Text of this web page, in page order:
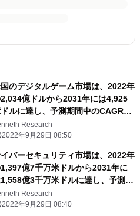
のデジタルゲーム市場は、2022年
億ドルから2031年には4,925
ルに達し、予測期間中のCAGRは
で推移
Research
2022年9月29日 08:50
バーセキュリティ市場は、2022年
億7千万米ドルから2031年に
億3千万米ドルに達し、予測期
のCAGRは13.4％となる
Research
2022年9月29日 08:40